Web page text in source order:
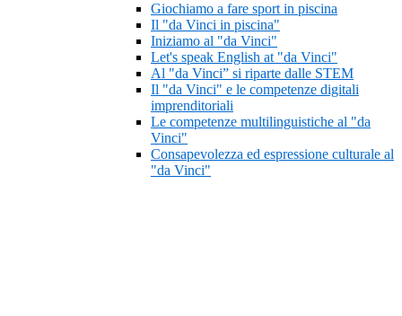
Giochiamo a fare sport in piscina
Il "da Vinci in piscina"
Iniziamo al "da Vinci"
Let's speak English at "da Vinci"
Al "da Vinci” si riparte dalle STEM
Il "da Vinci" e le competenze digitali
imprenditoriali
Le competenze multilinguistiche al "da
Vinci"
Consapevolezza ed espressione culturale al
"da Vinci"